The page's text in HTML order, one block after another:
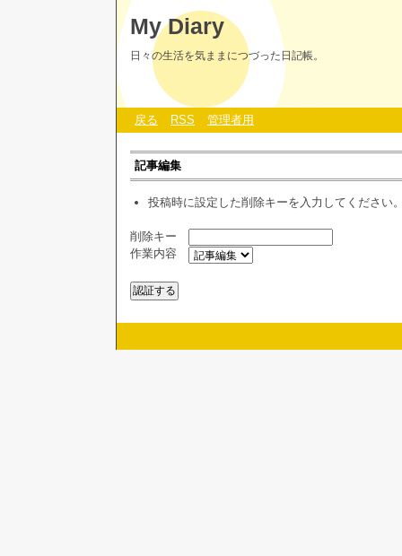
My Diary
日々の生活を気ままにつづった日記帳。
戻る RSS 管理者用
記事編集
投稿時に設定した削除キーを入力してください
削除キー
作業内容